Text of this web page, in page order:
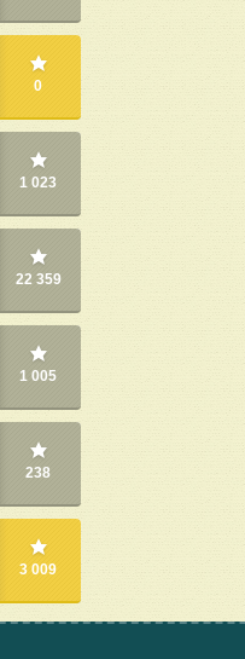
0
1 023
22 359
1 005
238
3 009